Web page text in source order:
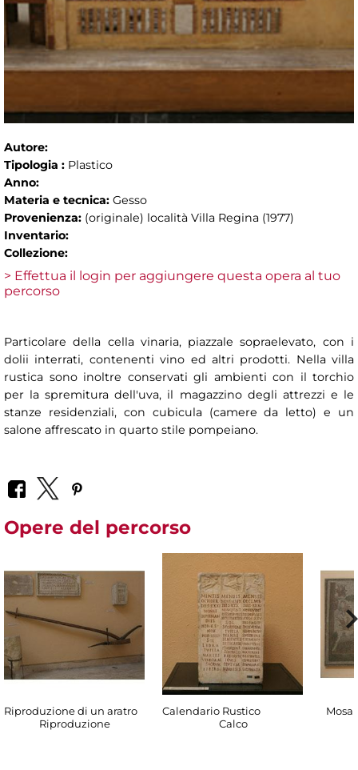
Autore:
Tipologia : Plastico
Anno:
Materia e tecnica: Gesso
Provenienza: (originale) località Villa Regina (1977)
Inventario:
Collezione:
> Effettua il login per aggiungere questa opera al tuo
percorso
Particolare della cella vinaria, piazzale sopraelevato, con i
dolii interrati, contenenti vino ed altri prodotti. Nella villa
rustica sono inoltre conservati gli ambienti con il torchio
per la spremitura dell'uva, il magazzino degli attrezzi e le
stanze residenziali, con cubicula (camere da letto) e un
salone affrescato in quarto stile pompeiano.
Opere del percorso
Riproduzione di un aratro
Riproduzione
Calendario Rustico
Calco